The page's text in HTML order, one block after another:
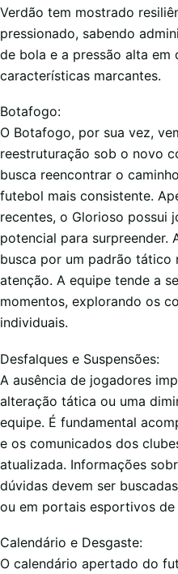
Verdão tem mostrado
pressionado, sabendo
de bola e a pressão alta em
características marcantes.
Botafogo:
O Botafogo, por sua vez,
reestruturação sob o novo
busca reencontrar o
futebol mais consistente.
recentes, o Glorioso possui
potencial para surpreender.
busca por um padrão tático
atenção. A equipe tende a
momentos, explorando os
individuais.
Desfalques e Suspensões:
A ausência de jogadores
alteração tática ou uma
equipe. É fundamental
e os comunicados dos
atualizada. Informações
dúvidas devem ser
ou em portais esportivos de
Calendário e Desgaste:
O calendário apertado do